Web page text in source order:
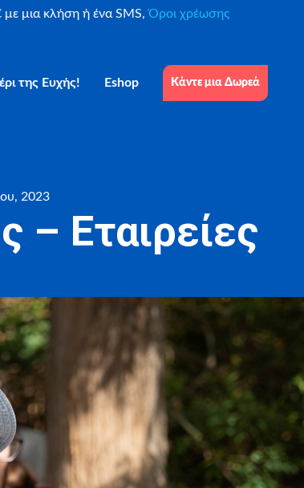
με μια κλήση ή ένα SMS,Όροι χρέωσης
της Ευχής! Eshop Κάντε μια Δωρεά
2023
– Εταιρείες